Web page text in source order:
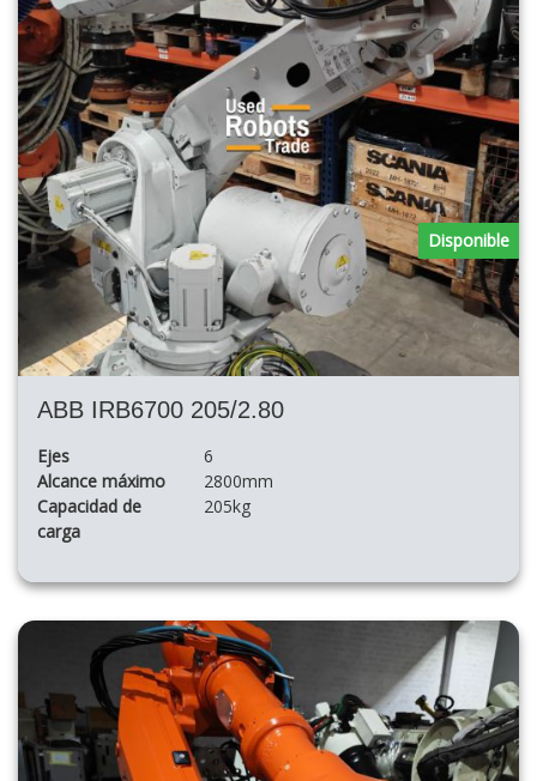
ABB IRB6700 205/2.80
Ejes
6
Alcance máximo
2800mm
Capacidad de
carga
205kg
Disponible